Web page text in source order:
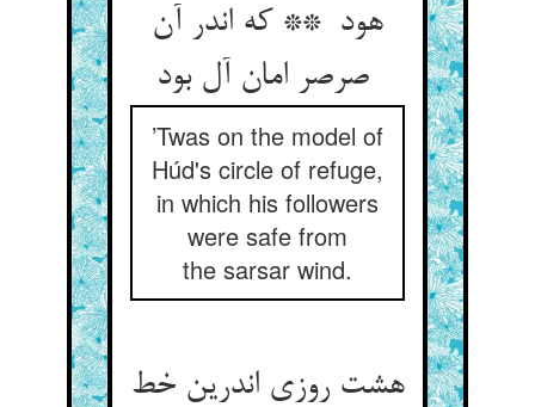
هود ** که اندر آن
’Twas on the model of
Húd's circle of refuge,
in which his followers
were safe from
the sarsar wind.
هشت روزی اندرین خط